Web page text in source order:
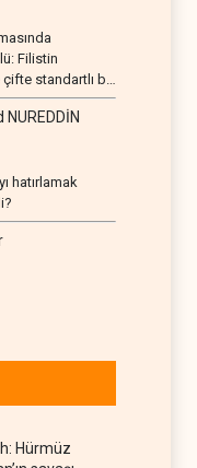
Filistin
standartlı bir
hatırlamak
Hürmüz